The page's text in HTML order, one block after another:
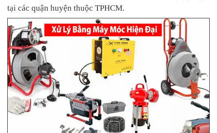
tại các quận huyện thuộc TPHCM.